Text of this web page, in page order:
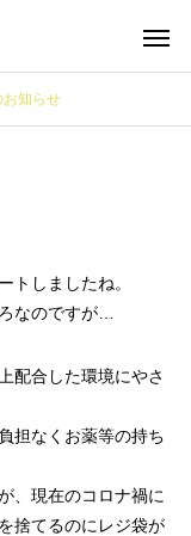
お知らせ
トしましたね。
なのですが…
配合した環境にやさ
担なくお薬等の持ち
、現在のコロナ禍に
捨てるのにレジ袋が